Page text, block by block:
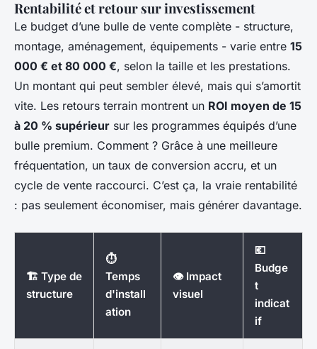
Rentabilité et retour sur investissement
Le budget d’une bulle de vente complète - structure,
montage, aménagement, équipements - varie entre 15
000 € et 80 000 €, selon la taille et les prestations.
Un montant qui peut sembler élevé, mais qui s’amortit
vite. Les retours terrain montrent un ROI moyen de 15
à 20 % supérieur sur les programmes équipés d’une
bulle premium. Comment ? Grâce à une meilleure
fréquentation, un taux de conversion accru, et un
cycle de vente raccourci. C’est ça, la vraie rentabilité
: pas seulement économiser, mais générer davantage.
🏗️ Type de
structure
⏱️
Temps
d'install
ation
👁️ Impact
visuel
💶
Budge
t
indicat
if